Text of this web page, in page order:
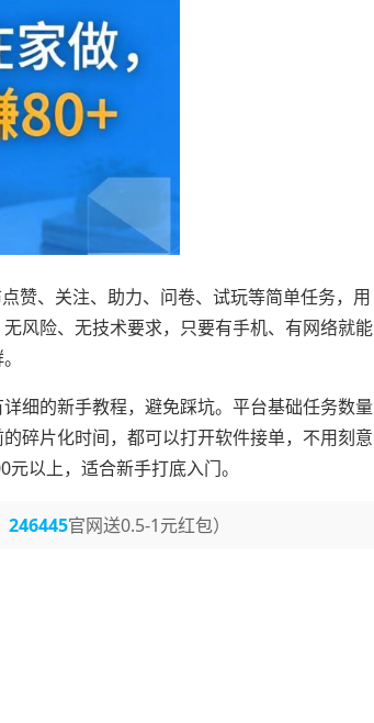
赞、关注、助力、问卷、试玩等简单任务，用
风险、无技术要求，只要有手机、有网络就能
细的新手教程，避免踩坑。平台基础任务数量
碎片化时间，都可以打开软件接单，不用刻意
以上，适合新手打底入门。
246445官网送0.5-1元红包）